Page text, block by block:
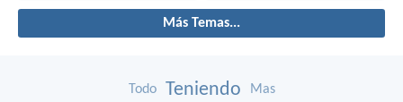
Más Temas...
Todo Teniendo Mas